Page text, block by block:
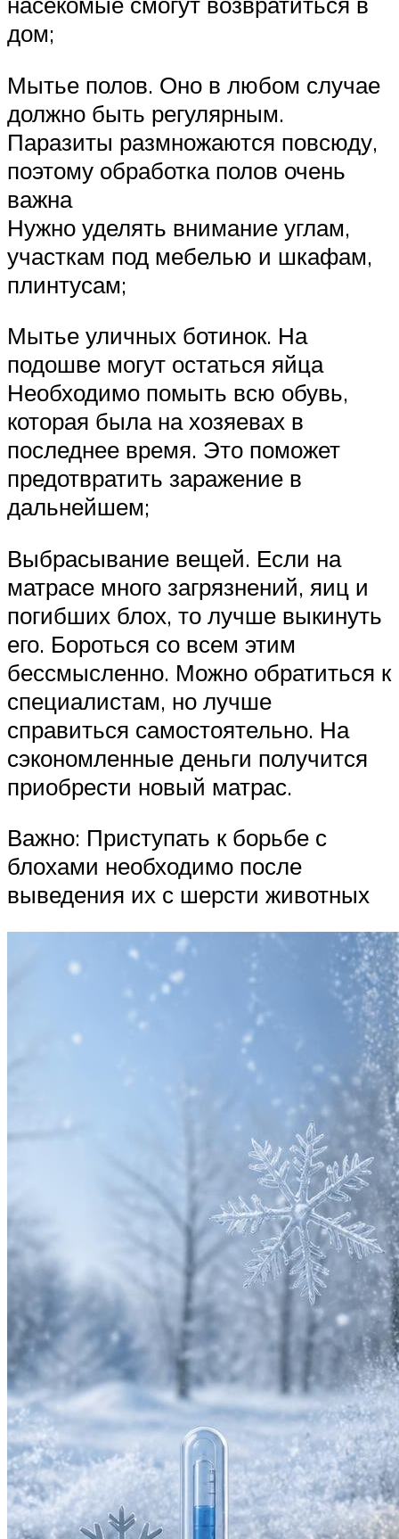
дом;
Мытье полов. Оно в любом случае
должно быть регулярным.
Паразиты размножаются повсюду,
поэтому обработка полов очень
важна
Нужно уделять внимание углам,
участкам под мебелью и шкафам,
плинтусам;
Мытье уличных ботинок. На
подошве могут остаться яйца
Необходимо помыть всю обувь,
которая была на хозяевах в
последнее время. Это поможет
предотвратить заражение в
дальнейшем;
Выбрасывание вещей. Если на
матрасе много загрязнений, яиц и
погибших блох, то лучше выкинуть
его. Бороться со всем этим
бессмысленно. Можно обратиться к
специалистам, но лучше
справиться самостоятельно. На
сэкономленные деньги получится
приобрести новый матрас.
Важно: Приступать к борьбе с
блохами необходимо после
выведения их с шерсти животных